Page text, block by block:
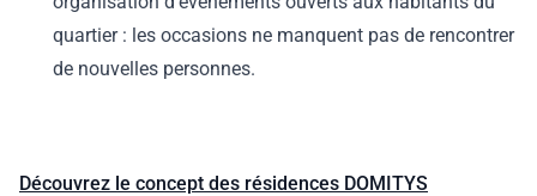
quartier : les occasions ne manquent pas de rencontrer
de nouvelles personnes.
Découvrez le concept des résidences DOMITYS